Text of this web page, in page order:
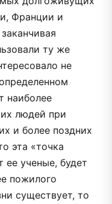
Франции и
ту же
не
наиболее
людей при
и более поздних
эта «точка
ученые, будет
пожилого
существует, то